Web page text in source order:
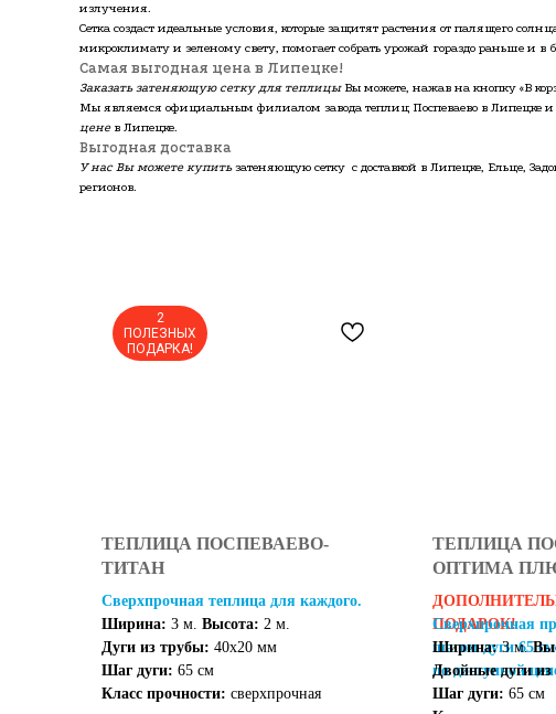
излучения.
Сетка создаст идеальные условия, которые защитят растения от палящего
микроклимату и зеленому свету, помогает собрать урожай гораздо раньше и в
Самая выгодная цена в Липецке!
Заказать затеняющую сетку для теплицы Вы можете, нажав на кнопку «В
Мы являемся официальным филиалом завода теплиц Поспеваево в Липецке и
ценев Липецке.
Выгодная доставка
У нас Вы можете купитьзатеняющую сетку с доставкой в Липецке, Ельце,
регионов.
2
ПОЛЕЗНЫХ
ПОДАРКА!
ТЕПЛИЦА ПОСПЕВАЕВО-
ТИТАН
Сверхпрочная теплица для каждого.
Ширина: 3 м. Высота: 2 м.
Дуги из трубы: 40х20 мм
Шаг дуги: 65 см
Класс прочности: сверхпрочная
ТЕПЛИЦА
ОПТИМА
ПОДАРОК!
Сверхпрочная
шагом дуги 65
по доступной
Ширина:3 м.
Двойные дуги
Шаг дуги: 65 см